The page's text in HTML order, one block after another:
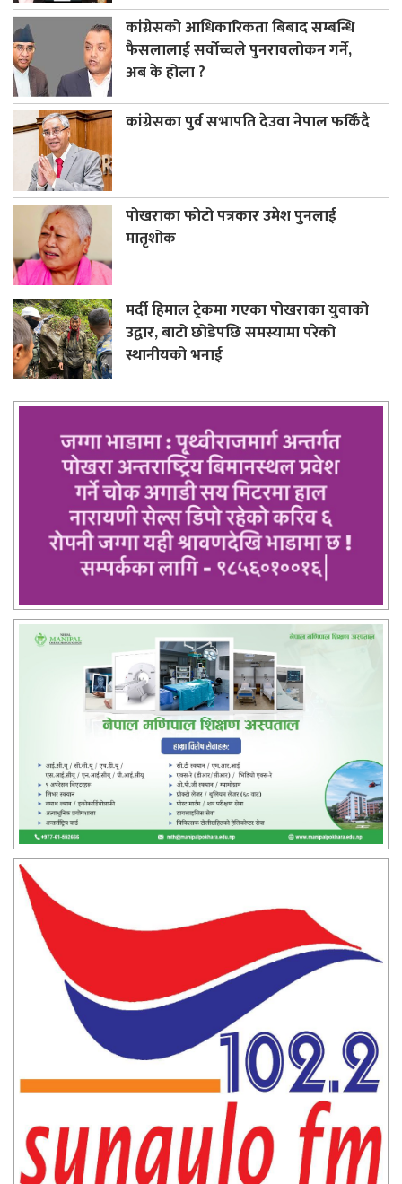
कांग्रेसको आधिकारिकता बिबाद सम्बन्धि
फैसलालाई सर्वोच्चले पुनरावलोकन गर्ने,
अब के होला ?
कांग्रेसका पुर्व सभापति देउवा नेपाल फर्किंदै
पोखराका फोटो पत्रकार उमेश पुनलाई
मातृशोक
मर्दी हिमाल ट्रेकमा गएका पोखराका युवाको
उद्वार, बाटो छोडेपछि समस्यामा परेको
स्थानीयको भनाई